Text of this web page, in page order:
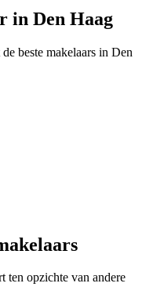
in Den Haag
beste makelaars in Den
ten opzichte van andere